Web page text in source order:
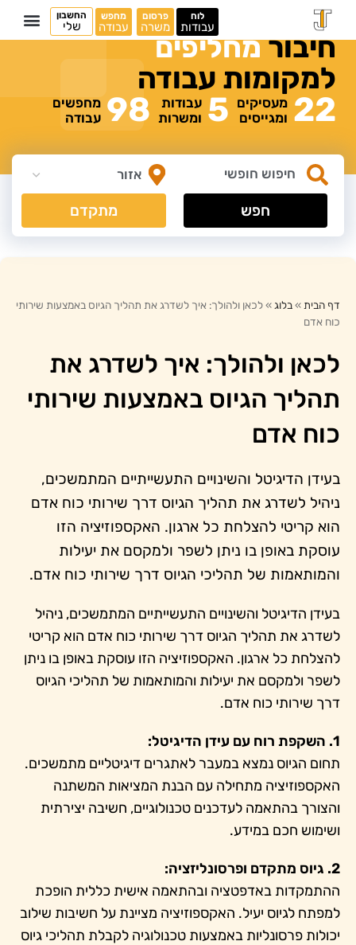
לוח
עבודות
פרסום
משרה
מחפש
עבודה
החשבון
שלי
חיבורמחליפים
למקומות עבודה
22 מעסיקים
ומגייסים
5 עבודות
ומשרות 98 מחפשים
עבודה
חפש מתקדם
דף הבית »בלוג »לכאן ולהולך: איך לשדרג את תהליך הגיוס באמצעות שירותי
כוח אדם
לכאן ולהולך: איך לשדרג את
תהליך הגיוס באמצעות שירותי
כוח אדם
בעידן הדיגיטל והשינויים התעשייתיים המתמשכים,
ניהיל לשדרג את תהליך הגיוס דרך שירותי כוח אדם
הוא קריטי להצלחת כל ארגון. האקספוזיציה הזו
עוסקת באופן בו ניתן לשפר ולמקסם את יעילות
והמותאמות של תהליכי הגיוס דרך שירותי כוח אדם.
בעידן הדיגיטל והשינויים התעשייתיים המתמשכים, ניהיל
לשדרג את תהליך הגיוס דרך שירותי כוח אדם הוא קריטי
להצלחת כל ארגון. האקספוזיציה הזו עוסקת באופן בו ניתן
לשפר ולמקסם את יעילות והמותאמות של תהליכי הגיוס
דרך שירותי כוח אדם.
1. השקפת רוח עם עידן הדיגיטל:
תחום הגיוס נמצא במעבר לאתגרים דיגיטליים מתמשכים.
האקספוזיציה מתחילה עם הבנת המציאות המשתנה
והצורך בהתאמה לעדכנים טכנולוגיים, חשיבה יצירתית
ושימוש חכם במידע.
2. גיוס מתקדם ופרסונליזציה:
ההתמקדות באדפטציה ובהתאמה אישית כללית הופכת
למפתח לגיוס יעיל. האקספוזיציה מציינת על חשיבות שילוב
יכולות פרסונליות באמצעות טכנולוגיה לקבלת תהליכי גיוס